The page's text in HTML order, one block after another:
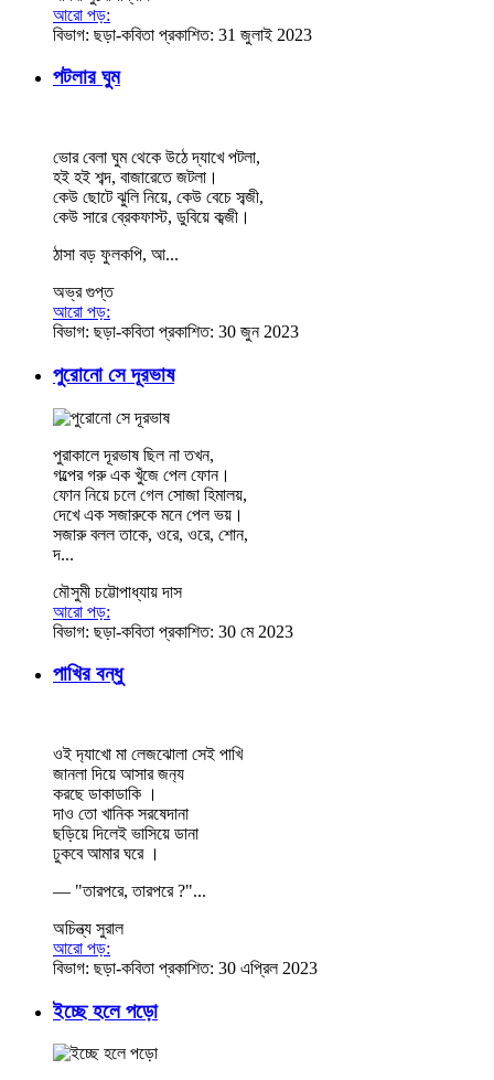
আরো পড়:
বিভাগ: ছড়া-কবিতা প্রকাশিত: 31 জুলাই 2023
পটলার ঘুম
ভোর বেলা ঘুম থেকে উঠে দ্যাখে পটলা,
হই হই শব্দ, বাজারেতে জটলা।
কেউ ছোটে ঝুলি নিয়ে, কেউ বেচে সব্জী,
কেউ সারে ব্রেকফাস্ট, ডুবিয়ে কব্জী।
ঠাসা বড় ফুলকপি, আ...
অভ্র গুপ্ত
আরো পড়:
বিভাগ: ছড়া-কবিতা প্রকাশিত: 30 জুন 2023
পুরোনো সে দূরভাষ
পুরাকালে দূরভাষ ছিল না তখন,
গল্পের গরু এক খুঁজে পেল ফোন।
ফোন নিয়ে চলে গেল সোজা হিমালয়,
দেখে এক সজারুকে মনে পেল ভয়।
সজারু বলল তাকে, ওরে, ওরে, শোন,
দ...
মৌসুমী চট্টোপাধ্যায় দাস
আরো পড়:
বিভাগ: ছড়া-কবিতা প্রকাশিত: 30 মে 2023
পাখির বন্ধু
ওই দ‍্যাখো মা লেজঝোলা সেই পাখি
জানলা দিয়ে আসার জন‍্য
করছে ডাকাডাকি ।
দাও তো খানিক সরষেদানা
ছড়িয়ে দিলেই ভাসিয়ে ডানা
ঢুকবে আমার ঘরে ।
— "তারপরে, তারপরে ?"...
অচিন্ত্য সুরাল
আরো পড়:
বিভাগ: ছড়া-কবিতা প্রকাশিত: 30 এপ্রিল 2023
ইচ্ছে হলে পড়ো